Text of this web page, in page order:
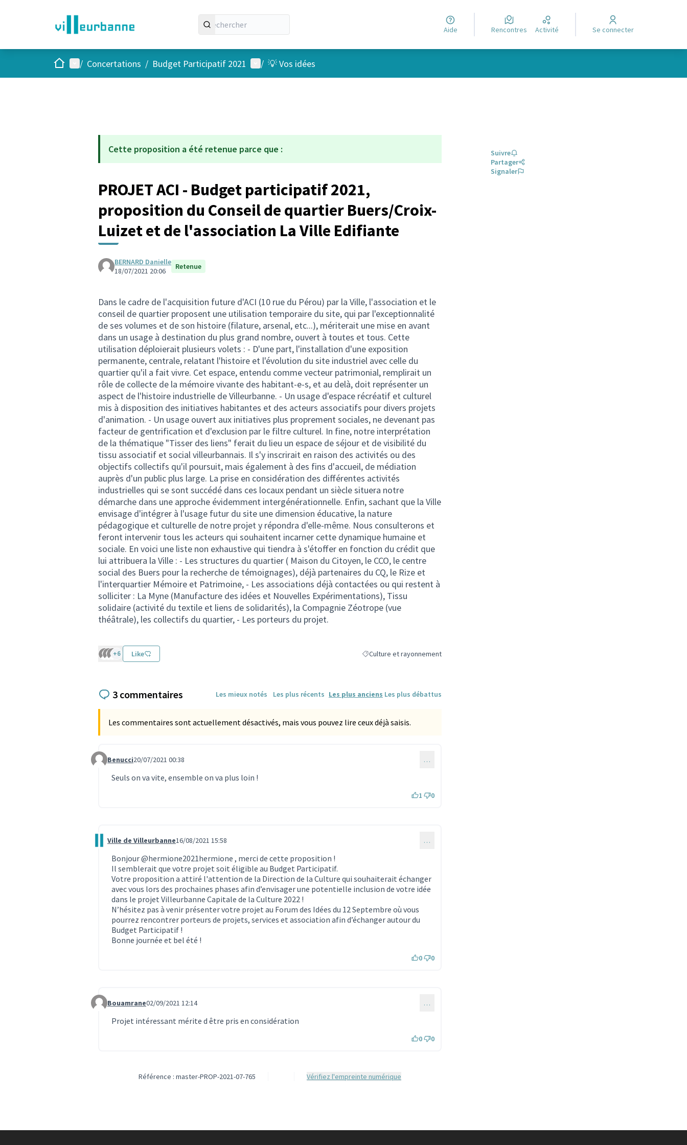
Aide Rencontres Activité Se connecter
AccueilMenu principal
/ Concertations / Budget Participatif 2021 Menu utilisateur
/ 💡 Vos idées
Cette proposition a été retenue parce que :
PROJET ACI - Budget participatif 2021,
proposition du Conseil de quartier Buers/Croix-
Luizet et de l'association La Ville Edifiante
BERNARD Danielle
18/07/2021 20:06
Retenue
Dans le cadre de l'acquisition future d'ACI (10 rue du Pérou) par la Ville, l'association et le
conseil de quartier proposent une utilisation temporaire du site, qui par l'exceptionnalité
de ses volumes et de son histoire (filature, arsenal, etc...), mériterait une mise en avant
dans un usage à destination du plus grand nombre, ouvert à toutes et tous. Cette
utilisation déploierait plusieurs volets : - D'une part, l'installation d'une exposition
permanente, centrale, relatant l'histoire et l'évolution du site industriel avec celle du
quartier qu'il a fait vivre. Cet espace, entendu comme vecteur patrimonial, remplirait un
rôle de collecte de la mémoire vivante des habitant-e-s, et au delà, doit représenter un
aspect de l'histoire industrielle de Villeurbanne. - Un usage d'espace récréatif et culturel
mis à disposition des initiatives habitantes et des acteurs associatifs pour divers projets
d'animation. - Un usage ouvert aux initiatives plus proprement sociales, ne devenant pas
facteur de gentrification et d'exclusion par le filtre culturel. In fine, notre interprétation
de la thématique "Tisser des liens" ferait du lieu un espace de séjour et de visibilité du
tissu associatif et social villeurbannais. Il s'y inscrirait en raison des activités ou des
objectifs collectifs qu'il poursuit, mais également à des fins d'accueil, de médiation
auprès d'un public plus large. La prise en considération des différentes activités
industrielles qui se sont succédé dans ces locaux pendant un siècle situera notre
démarche dans une approche évidemment intergénérationnelle. Enfin, sachant que la Ville
envisage d'intégrer à l'usage futur du site une dimension éducative, la nature
pédagogique et culturelle de notre projet y répondra d'elle-même. Nous consulterons et
feront intervenir tous les acteurs qui souhaitent incarner cette dynamique humaine et
sociale. En voici une liste non exhaustive qui tiendra à s'étoffer en fonction du crédit que
lui attribuera la Ville : - Les structures du quartier ( Maison du Citoyen, le CCO, le centre
social des Buers pour la recherche de témoignages), déjà partenaires du CQ, le Rize et
l'interquartier Mémoire et Patrimoine, - Les associations déjà contactées ou qui restent à
solliciter : La Myne (Manufacture des idées et Nouvelles Expérimentations), Tissu
solidaire (activité du textile et liens de solidarités), la Compagnie Zéotrope (vue
théâtrale), les collectifs du quartier, - Les porteurs du projet.
+6 Like Filtrer les résultats de la catégorie : Culture et rayonnement
Culture et rayonnement
Suivre
Partager
Signaler
3 commentaires Les mieux notés Les plus récents Les plus anciens Les plus débattus
Les commentaires sont actuellement désactivés, mais vous pouvez lire ceux déjà saisis.
Commentaire 722
Benucci20/07/2021 00:38 …
Seuls on va vite, ensemble on va plus loin !
1 0
Commentaire 993
Ville de Villeurbanne16/08/2021 15:58 …
Bonjour@hermione2021hermione , merci de cette proposition !
Il semblerait que votre projet soit éligible au Budget Participatif.
Votre proposition a attiré l'attention de la Direction de la Culture qui souhaiterait échanger
avec vous lors des prochaines phases afin d’envisager une potentielle inclusion de votre idée
dans le projet Villeurbanne Capitale de la Culture 2022 !
N’hésitez pas à venir présenter votre projet au Forum des Idées du 12 Septembre où vous
pourrez rencontrer porteurs de projets, services et association afin d’échanger autour du
Budget Participatif !
Bonne journée et bel été !
0 0
Commentaire 1079
Bouamrane02/09/2021 12:14 …
Projet intéressant mérite d être pris en considération
0 0
Référence : master-PROP-2021-07-765 Vérifiez l'empreinte numérique